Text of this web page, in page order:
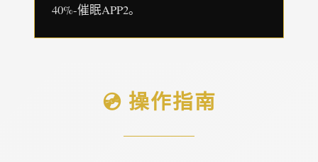
40%-催眠APP2。
💿 操作指南